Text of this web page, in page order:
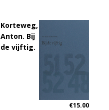
Korteweg,
Anton. Bij
de vijftig.
€15.00